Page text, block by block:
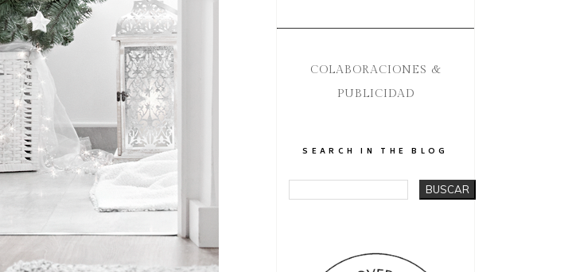
COLABORACIONES &
PUBLICIDAD
SEARCH IN THE BLOG